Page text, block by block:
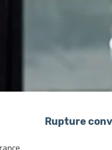
Rupture